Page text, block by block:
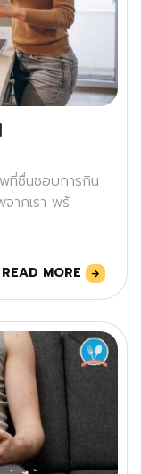
ที่ชื่นชอบการกิน
ากเรา พร้
READ MORE